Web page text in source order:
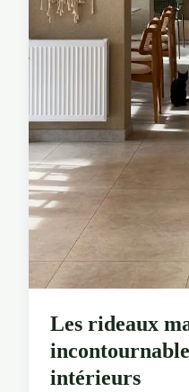
Les rideaux
intérieurs